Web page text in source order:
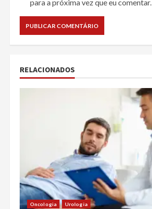
para a próxima vez que eu comentar.
RELACIONADOS
Oncologia Urologia